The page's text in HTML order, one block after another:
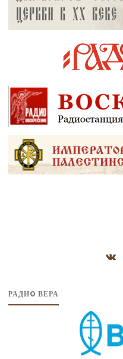
РАДИO ВЕРА